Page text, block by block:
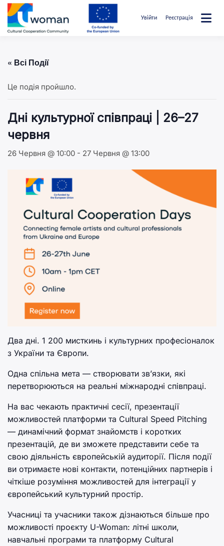
Перейти
до
вмісту
Увійти Реєстрація
« Всі Події
Це подія пройшло.
Дні культурної співпраці | 26–27
червня
26 Червня @ 10:00 - 27 Червня @ 13:00
Два дні. 1 200 мисткинь і культурних професіоналок
з України та Європи.
Одна спільна мета — створювати зв’язки, які
перетворюються на реальні міжнародні співпраці.
На вас чекають практичні сесії, презентації
можливостей платформи та Cultural Speed Pitching
— динамічний формат знайомств і коротких
презентацій, де ви зможете представити себе та
свою діяльність європейській аудиторії. Після події
ви отримаєте нові контакти, потенційних партнерів і
чіткіше розуміння можливостей для інтеграції у
європейський культурний простір.
Учасниці та учасники також дізнаються більше про
можливості проєкту U-Woman: літні школи,
навчальні програми та платформу Cultural